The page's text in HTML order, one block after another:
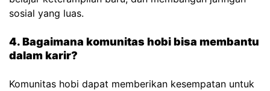
sosial yang luas.
4. Bagaimana komunitas hobi bisa membantu
dalam karir?
Komunitas hobi dapat memberikan kesempatan untuk